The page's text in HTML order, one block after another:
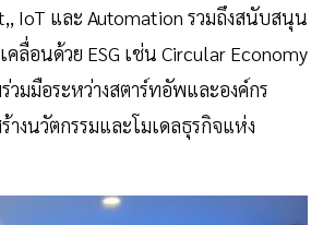
IoT และ Automation รวมถึงสนับสนุน
ลื่อนด้วย ESG เช่น Circular Economy
วมมือระหว่างสตาร์ทอัพและองค์กร
งนวัตกรรมและโมเดลธุรกิจแห่ง